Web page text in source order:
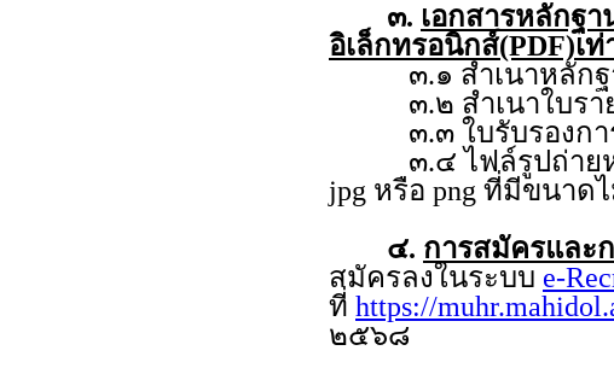
๓. เอกสารหลักฐ
อิเล็กทรอนิกส์(PDF)เ
๓.๑ สำเนาหลักฐ
๓.๒ สำเนาใบราย
๓.๓ ใบรับรองการ
๓.๔ ไฟล์รูปถ่ายหน้า
jpg หรือ png ที่มีขนาด
๔. การสมัครและ
สมัครลงในระบบ e-
ที่ https://
๒๕๖๘